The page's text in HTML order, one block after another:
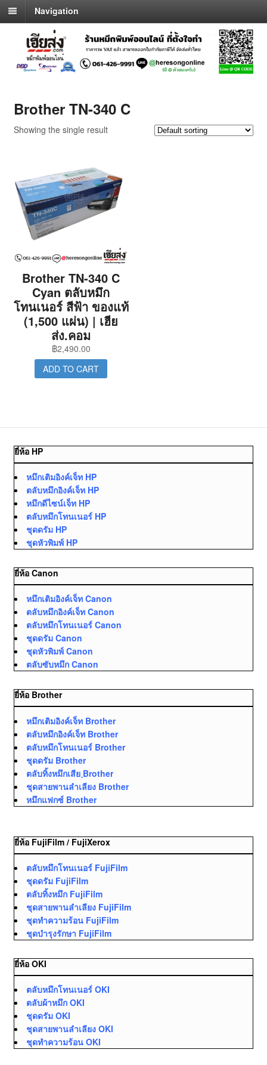
Navigation
Brother TN-340 C
Showing the single result
Brother TN-340 C
Cyan ตลับหมึก
โทนเนอร์ สีฟ้า ของแท้
(1,500 แผ่น) | เฮีย
ส่ง.คอม
฿2,490.00
ADD TO CART
ยี่ห้อ HP
หมึกเติมอิงค์เจ็ท HP
ตลับหมึกอิงค์เจ็ท HP
หมึกดีไซน์เจ็ท HP
ตลับหมึกโทนเนอร์ HP
ชุดดรัม HP
ชุดหัวพิมพ์ HP
ยี่ห้อ Canon
หมึกเติมอิงค์เจ็ท Canon
ตลับหมึกอิงค์เจ็ท Canon
ตลับหมึกโทนเนอร์ Canon
ชุดดรัม Canon
ชุดหัวพิมพ์ Canon
ตลับซับหมึก Canon
ยี่ห้อ Brother
หมึกเติมอิงค์เจ็ท Brother
ตลับหมึกอิงค์เจ็ท Brother
ตลับหมึกโทนเนอร์ Brother
ชุดดรัม Brother
ตลับทิ้งหมึกเสีย ฺBrother
ชุดสายพานลำเลียง Brother
หมึกแฟกซ์ Brother
ยี่ห้อ FujiFilm / FujiXerox
ตลับหมึกโทนเนอร์ FujiFilm
ชุดดรัม FujiFilm
ตลับทิ้งหมึก FujiFilm
ชุดสายพานลำเลียง FujiFilm
ชุดทำความร้อน FujiFilm
ชุดบำรุงรักษา FujiFilm
ยี่ห้อ OKI
ตลับหมึกโทนเนอร์ OKI
ตลับผ้าหมึก OKI
ชุดดรัม OKI
ชุดสายพานลำเลียง OKI
ชุดทำความร้อน OKI